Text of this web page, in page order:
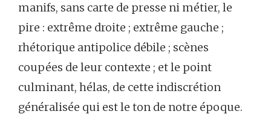
manifs, sans carte de presse ni métier, le
pire : extrême droite ; extrême gauche ;
rhétorique antipolice débile ; scènes
coupées de leur contexte ; et le point
culminant, hélas, de cette indiscrétion
généralisée qui est le ton de notre époque.